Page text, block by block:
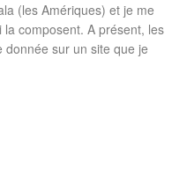
(les Amériques) et je me
composent. A présent, les
sur un site que je